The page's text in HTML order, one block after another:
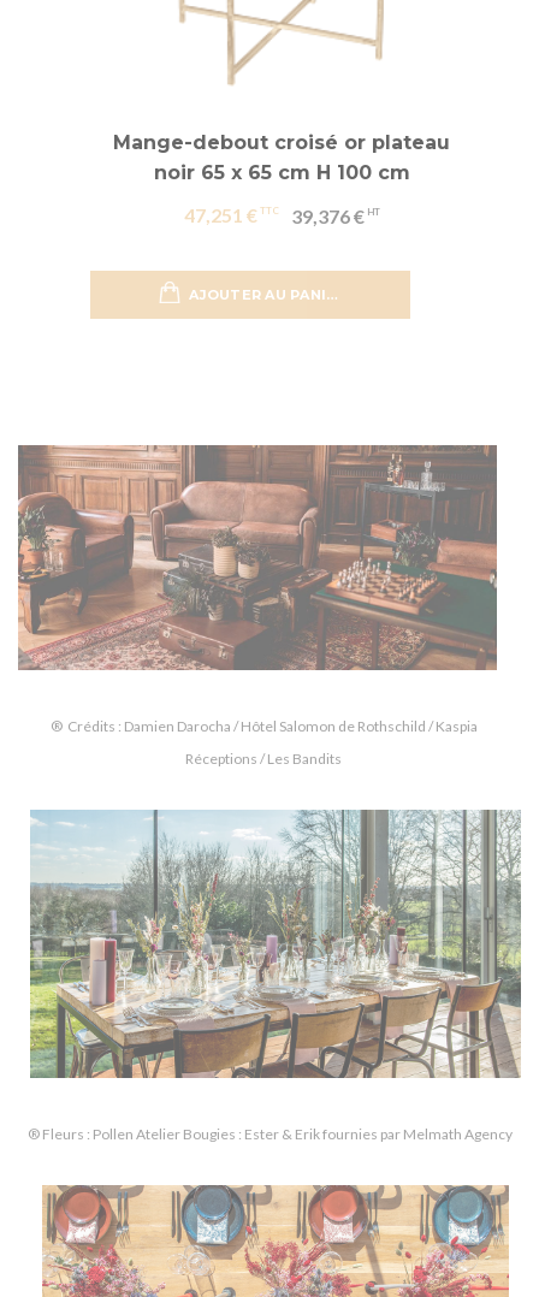
Mange-debout croisé or plateau
noir 65 x 65 cm H 100 cm
47,251 €
39,376 €
AJOUTER AU PANIER
® Crédits : Damien Darocha / Hôtel Salomon de Rothschild / Kaspia
Réceptions / Les Bandits
® Fleurs : Pollen Atelier Bougies : Ester & Erik fournies par Melmath Agency